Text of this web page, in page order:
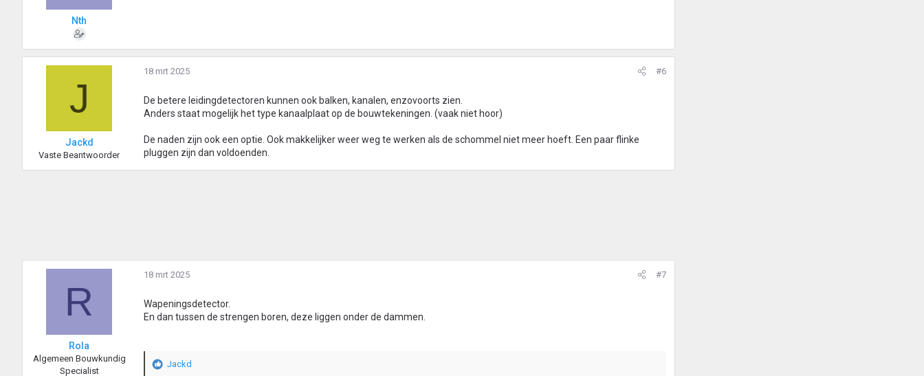
Nth
J
Jackd
Vaste Beantwoorder
18 mrt 2025 #6
De betere leidingdetectoren kunnen ook balken, kanalen, enzovoorts zien.
Anders staat mogelijk het type kanaalplaat op de bouwtekeningen. (vaak niet hoor)
De naden zijn ook een optie. Ook makkelijker weer weg te werken als de schommel niet meer hoeft. Een paar flinke
pluggen zijn dan voldoenden.
R
Rola
Algemeen Bouwkundig
Specialist
18 mrt 2025 #7
Wapeningsdetector.
En dan tussen de strengen boren, deze liggen onder de dammen.
W
Jackd